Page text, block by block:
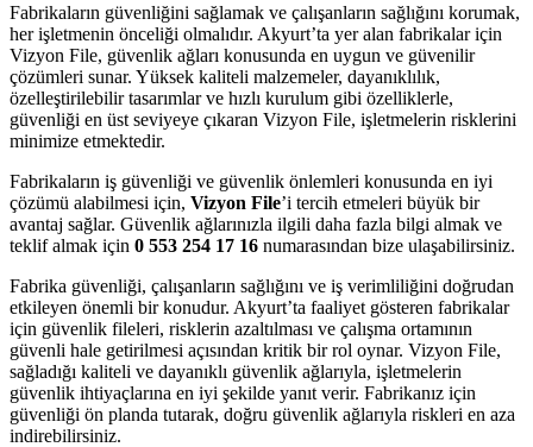
Fabrikaların güvenliğini sağlamak ve çalışanların sağlığını korumak,
her işletmenin önceliği olmalıdır. Akyurt’ta yer alan fabrikalar için
Vizyon File, güvenlik ağları konusunda en uygun ve güvenilir
çözümleri sunar. Yüksek kaliteli malzemeler, dayanıklılık,
özelleştirilebilir tasarımlar ve hızlı kurulum gibi özelliklerle,
güvenliği en üst seviyeye çıkaran Vizyon File, işletmelerin risklerini
minimize etmektedir.
Fabrikaların iş güvenliği ve güvenlik önlemleri konusunda en iyi
çözümü alabilmesi için, Vizyon File’i tercih etmeleri büyük bir
avantaj sağlar. Güvenlik ağlarınızla ilgili daha fazla bilgi almak ve
teklif almak için 0 553 254 17 16 numarasından bize ulaşabilirsiniz.
Fabrika güvenliği, çalışanların sağlığını ve iş verimliliğini doğrudan
etkileyen önemli bir konudur. Akyurt’ta faaliyet gösteren fabrikalar
için güvenlik fileleri, risklerin azaltılması ve çalışma ortamının
güvenli hale getirilmesi açısından kritik bir rol oynar. Vizyon File,
sağladığı kaliteli ve dayanıklı güvenlik ağlarıyla, işletmelerin
güvenlik ihtiyaçlarına en iyi şekilde yanıt verir. Fabrikanız için
güvenliği ön planda tutarak, doğru güvenlik ağlarıyla riskleri en aza
indirebilirsiniz.